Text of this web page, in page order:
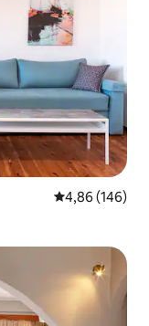
4,86 de uma
4,86 (146)